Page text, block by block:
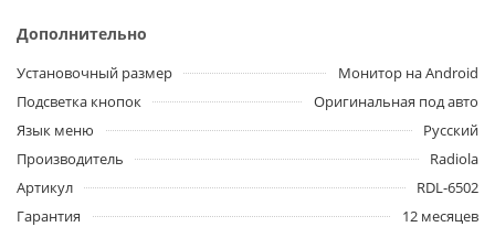
Дополнительно
Установочный размер
Монитор на Android
Подсветка кнопок
Оригинальная под авто
Язык меню
Русский
Производитель
Radiola
Артикул
RDL-6502
Гарантия
12 месяцев